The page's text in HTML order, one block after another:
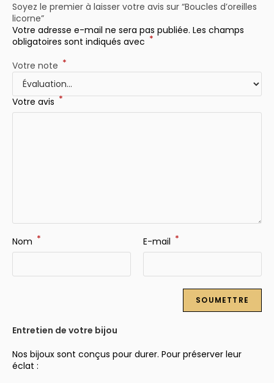
Soyez le premier à laisser votre avis sur “Boucles d’oreilles
licorne”
Votre adresse e-mail ne sera pas publiée. Les champs
obligatoires sont indiqués avec *
Votre note *
Votre avis *
Nom * E-mail *
Entretien de votre bijou
Nos bijoux sont conçus pour durer. Pour préserver leur
éclat :